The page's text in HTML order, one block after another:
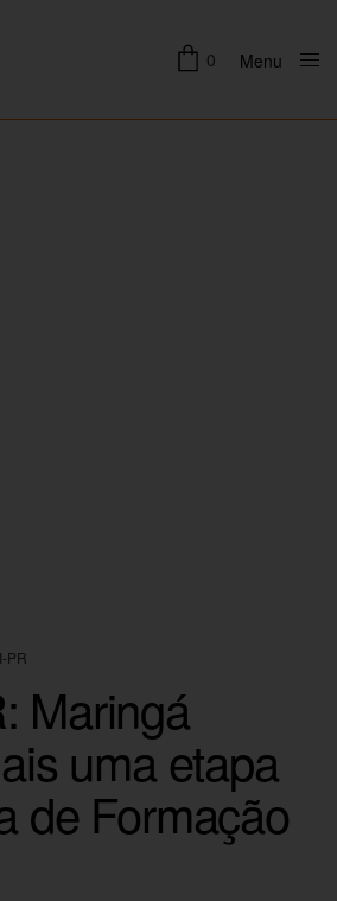
0 Menu
PR
Maringá
uma etapa
de Formação